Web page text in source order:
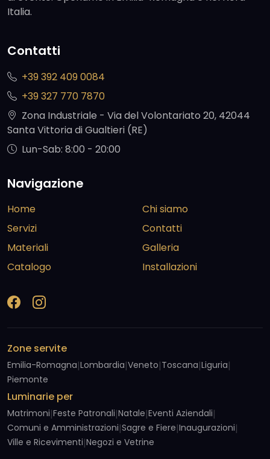
Italia.
Contatti
+39 392 409 0084
+39 327 770 7870
Zona Industriale - Via del Volontariato 20, 42044
Santa Vittoria di Gualtieri (RE)
Lun-Sab: 8:00 - 20:00
Navigazione
Home
Servizi
Materiali
Catalogo
Chi siamo
Contatti
Galleria
Installazioni
Zone servite
Emilia-Romagna|Lombardia|Veneto|Toscana|Liguria|
Piemonte
Luminarie per
Matrimoni|Feste Patronali|Natale|Eventi Aziendali|
Comuni e Amministrazioni|Sagre e Fiere|Inaugurazioni|
Ville e Ricevimenti|Negozi e Vetrine